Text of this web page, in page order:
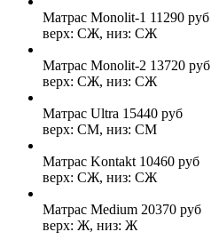
Матрас Monolit-1 11290 руб
верх: СЖ, низ: СЖ
Матрас Monolit-2 13720 руб
верх: СЖ, низ: СЖ
Матрас Ultra 15440 руб
верх: СМ, низ: СМ
Матрас Kontakt 10460 руб
верх: СЖ, низ: СЖ
Матрас Medium 20370 руб
верх: Ж, низ: Ж